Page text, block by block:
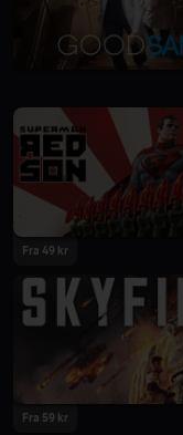
Fra 49 kr
Fra 59 kr